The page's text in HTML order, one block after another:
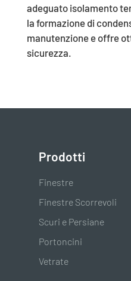
adeguato isolamento
la formazione di
manutenzione e offre
sicurezza.
Prodotti
Finestre
Finestre Scorrevoli
Scuri e Persiane
Portoncini
Vetrate